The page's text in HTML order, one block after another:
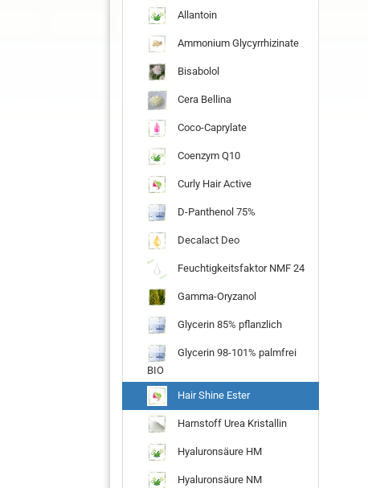
Allantoin
Ammonium Glycyrrhizinate
Bisabolol
Cera Bellina
Coco-Caprylate
Coenzym Q10
Curly Hair Active
D-Panthenol 75%
Decalact Deo
Feuchtigkeitsfaktor NMF 24
Gamma-Oryzanol
Glycerin 85% pflanzlich
Glycerin 98-101% palmfrei
BIO
Hair Shine Ester
Harnstoff Urea Kristallin
Hyaluronsäure HM
Hyaluronsäure NM